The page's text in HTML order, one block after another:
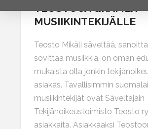
TEOSTO JA GRAMEX
MUSIIKINTEKIJÄLLE
Teosto Mikäli säveltää,
sovittaa musiikkia, on oman
mukaista olla jonkin
asiakas. Tavallisimmin
musiikintekijät ovat Säveltäjäin
Tekijänoikeustoimisto Teosto
asiakkaita. Asiakkaaksi